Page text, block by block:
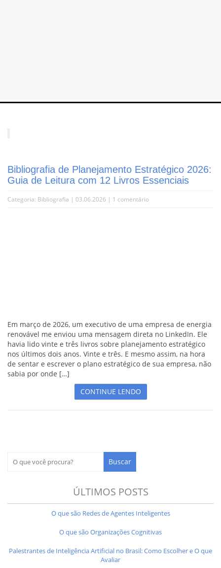
Bibliografia de Planejamento Estratégico 2026:
Guia de Leitura com 12 Livros Essenciais
Categoria: Bibliografia | 03.06.2026 | 1 comentário
Em março de 2026, um executivo de uma empresa de energia
renovável me enviou uma mensagem direta no LinkedIn. Ele
havia lido vinte e três livros sobre planejamento estratégico
nos últimos dois anos. Vinte e três. E mesmo assim, na hora
de sentar e escrever o plano estratégico de sua empresa, não
sabia por onde […]
CONTINUE LENDO
ÚLTIMOS POSTS
O que são Redes de Agentes Inteligentes
O que são Organizações Cognitivas
Palestrantes de Inteligência Artificial no Brasil: Como Escolher e O que
Avaliar